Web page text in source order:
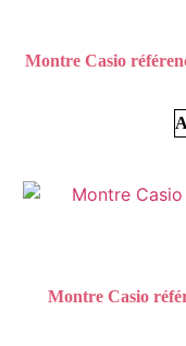
Montre Casio
Montre Casio